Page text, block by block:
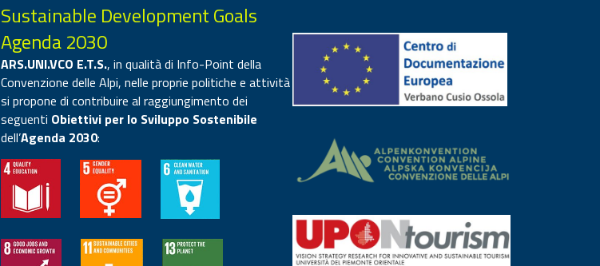
Sustainable Development Goals
Agenda 2030
ARS.UNI.VCO E.T.S., in qualità di Info-Point della
Convenzione delle Alpi, nelle proprie politiche e attività
si propone di contribuire al raggiungimento dei
seguenti Obiettivi per lo Sviluppo Sostenibile
dell’Agenda 2030: